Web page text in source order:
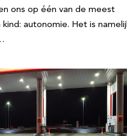
ons op één van de meest
autonomie. Het is